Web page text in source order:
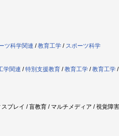
ツ科学関連 /教育工学 / スポーツ科学
学関連 /特別支援教育 /教育工学 /教育工学 /
プレイ / 盲教育 / マルチメディア / 視覚障